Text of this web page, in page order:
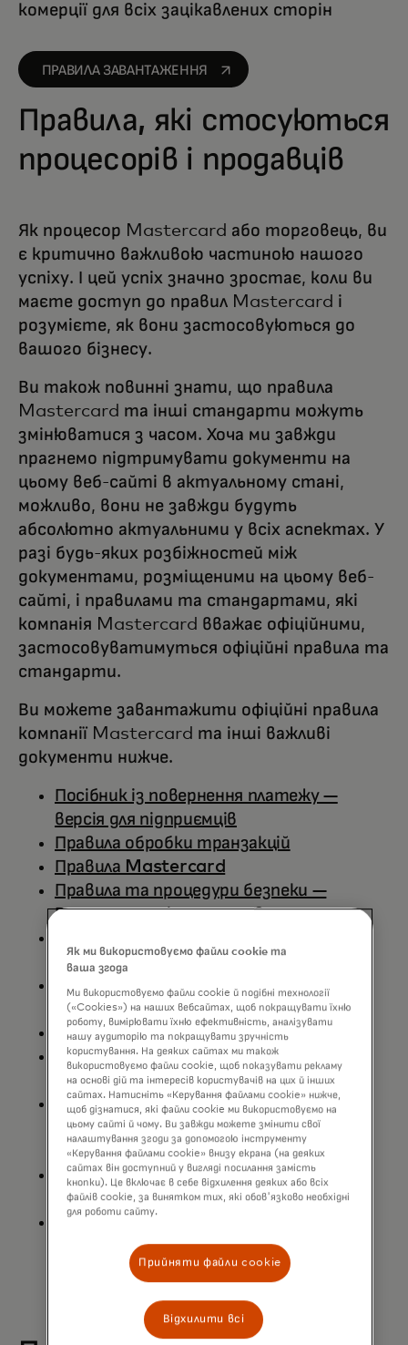
комерції для всіх зацікавлених сторін
ПРАВИЛА ЗАВАНТАЖЕННЯ
opens in a new tab
Правила, які стосуються
процесорів і продавців
Як процесор Mastercard або торговець, ви
є критично важливою частиною нашого
успіху. І цей успіх значно зростає, коли ви
маєте доступ до правил Mastercard і
розумієте, як вони застосовуються до
вашого бізнесу.
Ви також повинні знати, що правила
Mastercard та інші стандарти можуть
змінюватися з часом. Хоча ми завжди
прагнемо підтримувати документи на
цьому веб-сайті в актуальному стані,
можливо, вони не завжди будуть
абсолютно актуальними у всіх аспектах. У
разі будь-яких розбіжностей між
документами, розміщеними на цьому веб-
сайті, і правилами та стандартами, які
компанія Mastercard вважає офіційними,
застосовуватимуться офіційні правила та
стандарти.
Ви можете завантажити офіційні правила
компанії Mastercard та інші важливі
документи нижче.
Посібник із повернення платежу —
версія для підприємців
Правила обробки транзакцій
Правила Mastercard
Правила та процедури безпеки —
Видання для підприємств
максимальної суми транзакції
Короткий довідник — Версія для
торговців
Правила переходу на Mastercard
Простий посібник з повернення
платежів
Посібник з проведення динамічної
конвертації валют (DCC) — видання
для підприємств
Модель підписок та автоматичного
продовження — Короткий огляд
Підписки/Регулярні платежі та
торговці з автоматичним
продовженням — Поширені запитання
Як ми використовуємо файли cookie та
ваша згода
Ми використовуємо файли cookie й подібні технології
(«Cookies») на наших вебсайтах, щоб покращувати їхню
роботу, вимірювати їхню ефективність, аналізувати
нашу аудиторію та покращувати зручність
користування. На деяких сайтах ми також
використовуємо файли cookie, щоб показувати рекламу
на основі дій та інтересів користувачів на цих й інших
сайтах. Натисніть «Керування файлами cookie» нижче,
щоб дізнатися, які файли cookie ми використовуємо на
цьому сайті й чому. Ви завжди можете змінити свої
налаштування згоди за допомогою інструменту
«Керування файлами cookie» внизу екрана (на деяких
сайтах він доступний у вигляді посилання замість
кнопки). Це включає в себе відхилення деяких або всіх
файлів cookie, за винятком тих, які обов'язково необхідні
для роботи сайту.
Прийняти файли cookie
Відхилити всі